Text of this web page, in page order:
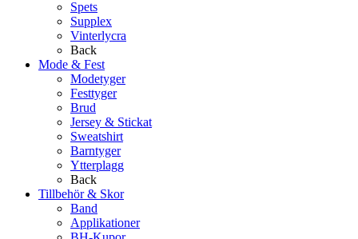
Spets
Supplex
Vinterlycra
Back
Mode & Fest
Modetyger
Festtyger
Brud
Jersey & Stickat
Sweatshirt
Barntyger
Ytterplagg
Back
Tillbehör & Skor
Band
Applikationer